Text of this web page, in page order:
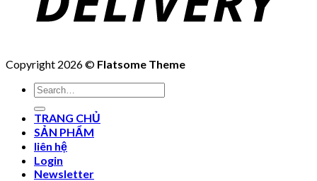
Copyright 2026 © Flatsome Theme
Search
for:
TRANG CHỦ
SẢN PHẨM
liên hệ
Login
Newsletter